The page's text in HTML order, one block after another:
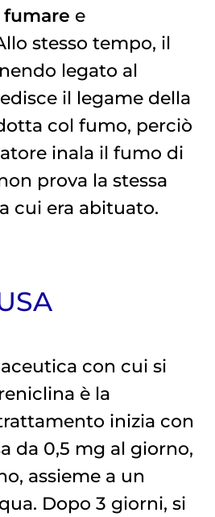
fumare e
stesso tempo, il
legato al
il legame della
col fumo, perciò
inala il fumo di
prova la stessa
cui era abituato.
con cui si
è la
inizia con
da 0,5 mg al giorno,
assieme a un
Dopo 3 giorni, si